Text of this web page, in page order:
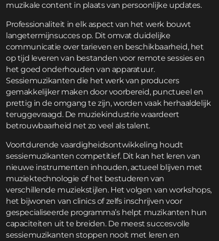
muzikale content in plaats van persoonlijke updates.
Professionaliteit in elk aspect van het werk bouwt
langetermijnsucces op. Dit omvat duidelijke
communicatie over tarieven en beschikbaarheid, het
op tijd leveren van bestanden voor remote sessies en
het goed onderhouden van apparatuur.
Sessiemuzikanten die het werk van producers
gemakkelijker maken door voorbereid, punctueel en
prettig in de omgang te zijn, worden vaak herhaaldelijk
teruggevraagd. De muziekindustrie waardeert
betrouwbaarheid net zo veel als talent.
Voortdurende vaardigheidsontwikkeling houdt
sessiemuzikanten competitief. Dit kan het leren van
nieuwe instrumenten inhouden, actueel blijven met
muziektechnologie of het bestuderen van
verschillende muziekstijlen. Het volgen van workshops,
het bijwonen van clinics of zelfs inschrijven voor
gespecialiseerde programma’s helpt muzikanten hun
capaciteiten uit te breiden. De meest succesvolle
sessiemuzikanten stoppen nooit met leren en